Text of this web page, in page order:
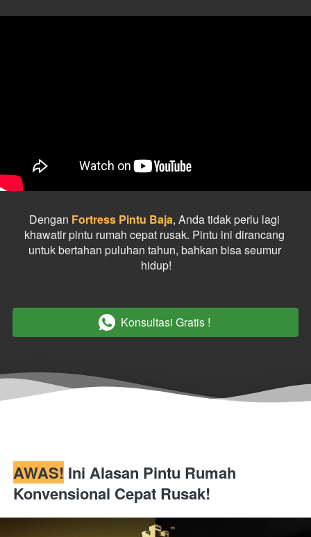
Dengan Fortress Pintu Baja, Anda tidak perlu lagi
khawatir pintu rumah cepat rusak. Pintu ini dirancang
untuk bertahan puluhan tahun, bahkan bisa seumur
hidup!
` Konsultasi Gratis !
AWAS! Ini Alasan Pintu Rumah
Konvensional Cepat Rusak!